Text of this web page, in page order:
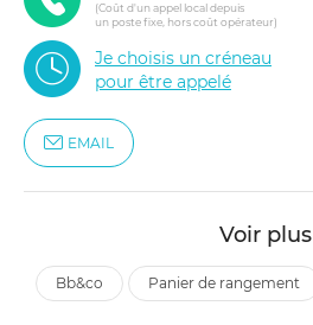
(Coût d'un appel local depuis
un poste fixe, hors coût opérateur)
Je choisis un créneau
pour être appelé
EMAIL
Voir plus
bb&co panier de rangement